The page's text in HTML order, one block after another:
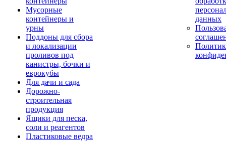
Мусорные
контейнеры и
урны
Поддоны для сбора
и локализации
проливов под
канистры, бочки и
еврокубы
Для дачи и сада
Дорожно-
строительная
продукция
Ящики для песка,
соли и реагентов
Пластиковые ведра
данных